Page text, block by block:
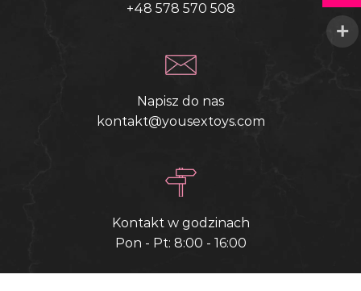
+48 578 570 508
Napisz do nas
kontakt@yousextoys.com
Kontakt w godzinach
Pon - Pt: 8:00 - 16:00